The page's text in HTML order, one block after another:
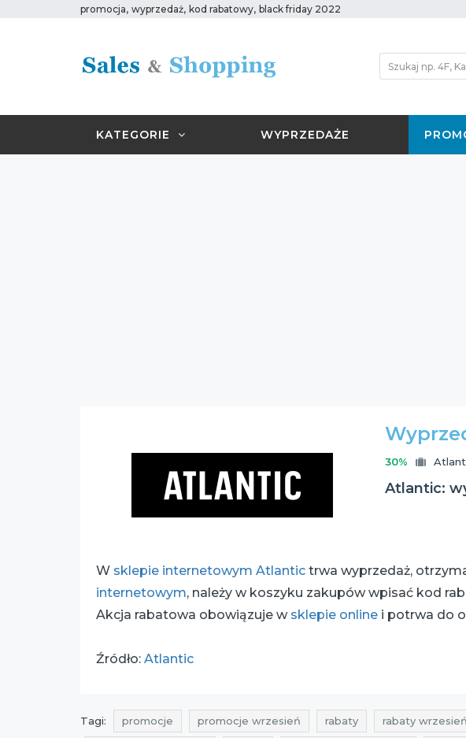
promocja, wyprzedaż, kod rabatowy, black friday 2022
KATEGORIE WYPRZEDAŻE
30%
Atlantic:
W sklepie internetowym Atlantic trwa wyprzedaż,
internetowym, należy w koszyku zakupów wpisać kod
Akcja rabatowa obowiązuje w sklepie online i potrwa do
Źródło: Atlantic
Tagi: promocje promocje wrzesień rabaty rabaty wrzesień